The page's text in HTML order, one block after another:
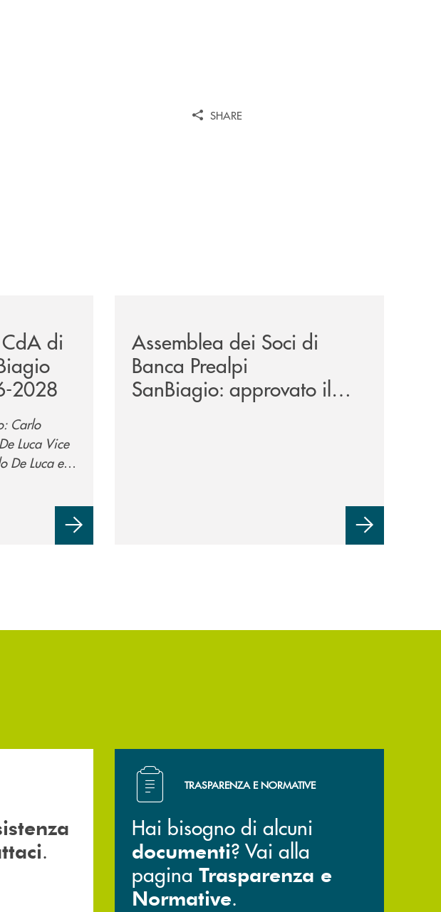
SHARE
di
2028
Carlo
Luca Vice
De Luca e
sostenere la
Assemblea dei Soci di
Banca Prealpi
SanBiagio: approvato il
bilancio 2025, l’utile a
Contattaci .
.
Hai bisogno di alcuni documenti ? Vai alla pagina
TRASPARENZA E NORMATIVE
Hai bisogno di alcuni
documenti? Vai alla
pagina Trasparenza e
Normative.